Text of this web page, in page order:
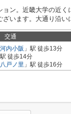
ン。近畿大学の近
います。大通り沿い
交通
河内小阪 」駅 徒歩13分
駅 徒歩14分
八戸ノ里 」駅 徒歩16分